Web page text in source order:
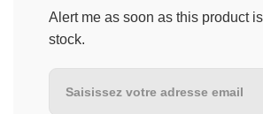
Alert me as soon as this product
stock.